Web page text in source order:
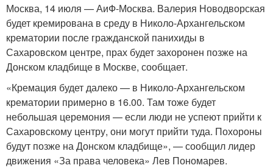
Москва, 14 июля — АиФ-Москва. Валерия Новодворская
будет кремирована в среду в Николо-Архангельском
крематории после гражданской панихиды в
Сахаровском центре, прах будет захоронен позже на
Донском кладбище в Москве, сообщает.
«Кремация будет далеко — в Николо-Архангельском
крематории примерно в 16.00. Там тоже будет
небольшая церемония — если люди не успеют прийти к
Сахаровскому центру, они могут прийти туда. Похороны
будут позже на Донском кладбище», — сообщил лидер
движения «За права человека» Лев Пономарев.